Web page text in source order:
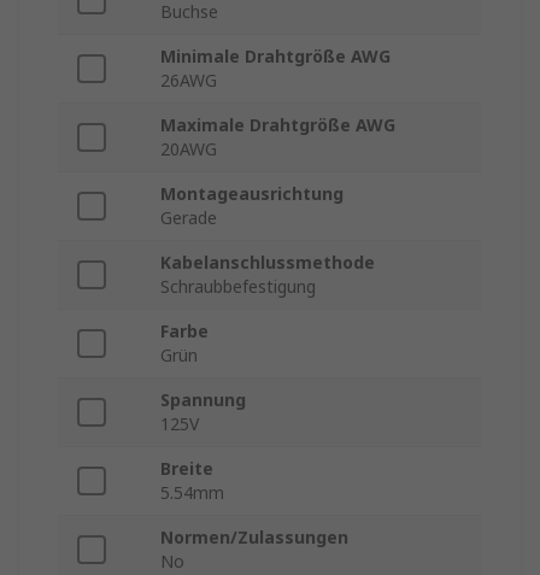
Buchse
Minimale Drahtgröße AWG
26AWG
Maximale Drahtgröße AWG
20AWG
Montageausrichtung
Gerade
Kabelanschlussmethode
Schraubbefestigung
Farbe
Grün
Spannung
125V
Breite
5.54mm
Normen/Zulassungen
No